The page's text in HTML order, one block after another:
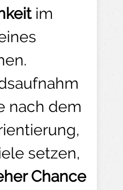
im
nach dem
setzen,
Chance